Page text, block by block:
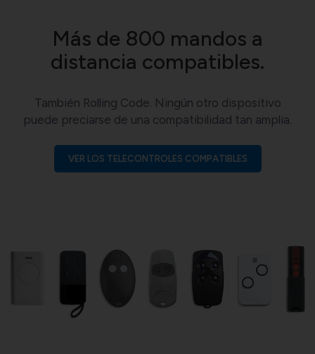
Más de 800 mandos a
distancia compatibles.
También Rolling Code. Ningún otro dispositivo
puede preciarse de una compatibilidad tan amplia.
VER LOS TELECONTROLES COMPATIBLES